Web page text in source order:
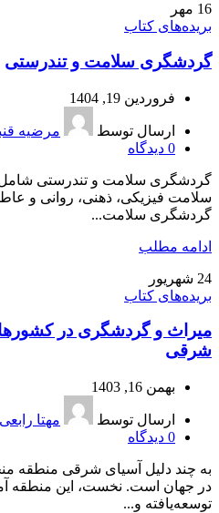
16 مهر
بریده‌های کتاب
گردشگری سلامت و تندرستی
فروردین 19, 1404
ارسال توسط
مرضیه
0 دیدگاه
گردشگری سلامت و تندرستی شامل
سلامت فیزیکی، ذهنی، روانی و
گردشگری سلامت...
ادامه مطلب
24 شهریور
بریده‌های کتاب
میراث و گردشگری در
شرقی
بهمن 16, 1403
ارسال توسط
مهتا رابعی
0 دیدگاه
به چند دلیل آسیای شرقی منطقه
در جهان است. نخست، این منطقه
توسعه‌یافته و...